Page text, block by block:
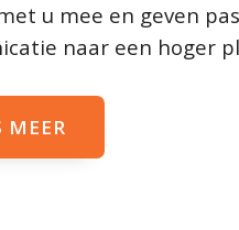
u mee en geven
naar een hoger
MEER